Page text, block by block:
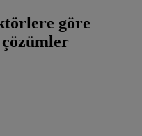
göre
çözümler